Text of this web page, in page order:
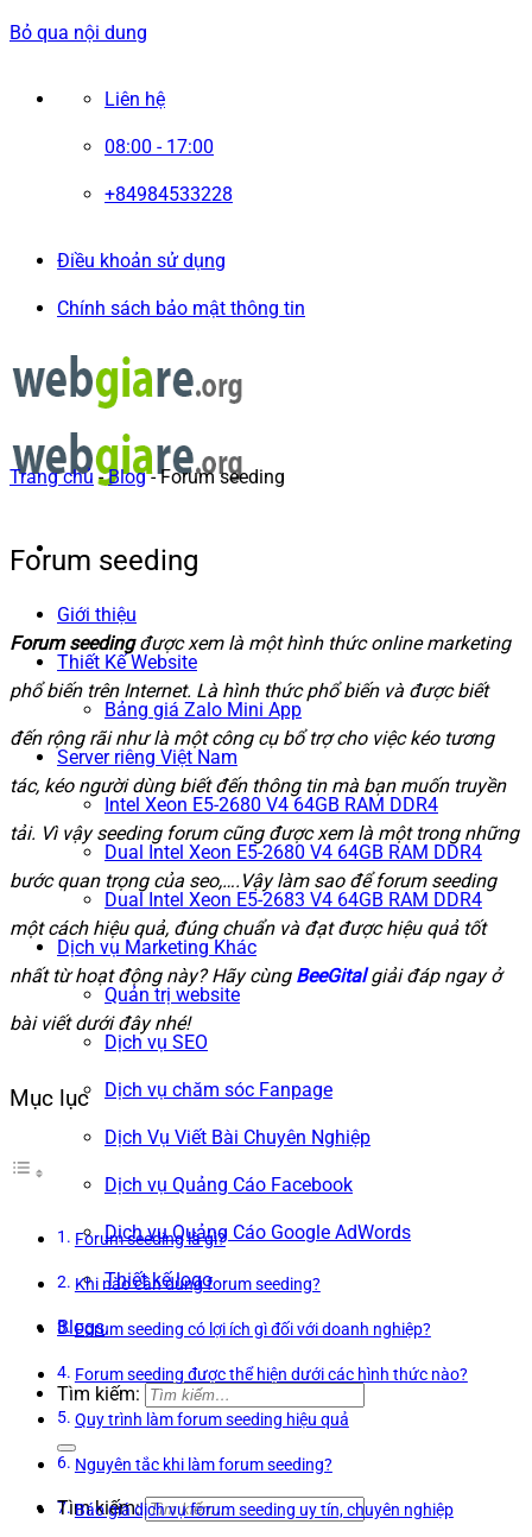
Bỏ qua nội dung
Liên hệ
08:00 - 17:00
+84984533228
Điều khoản sử dụng
Chính sách bảo mật thông tin
Giới thiệu
Thiết Kế Website
Bảng giá Zalo Mini App
Server riêng Việt Nam
Intel Xeon E5-2680 V4 64GB RAM DDR4
Dual Intel Xeon E5-2680 V4 64GB RAM DDR4
Dual Intel Xeon E5-2683 V4 64GB RAM DDR4
Dịch vụ Marketing Khác
Quản trị website
Dịch vụ SEO
Dịch vụ chăm sóc Fanpage
Dịch Vụ Viết Bài Chuyên Nghiệp
Dịch vụ Quảng Cáo Facebook
Dịch vụ Quảng Cáo Google AdWords
Thiết kế logo
Blogs
Tìm kiếm:
Tìm kiếm:
Trang chủ -Blog-Forum seeding
Forum seeding
Forum seedingđược xem là một hình thức online marketing
phổ biến trên Internet. Là hình thức phổ biến và được biết
đến rộng rãi như là một công cụ bổ trợ cho việc kéo tương
tác, kéo người dùng biết đến thông tin mà bạn muốn truyền
tải. Vì vậy seeding forum cũng được xem là một trong những
bước quan trọng của seo,….Vậy làm sao để forum seeding
một cách hiệu quả, đúng chuẩn và đạt được hiệu quả tốt
nhất từ hoạt động này? Hãy cùngBeeGitalgiải đáp ngay ở
bài viết dưới đây nhé!
Mục lục
Forum seeding là gì?
Khi nào cần dùng forum seeding?
Forum seeding có lợi ích gì đối với doanh nghiệp?
Forum seeding được thể hiện dưới các hình thức nào?
Quy trình làm forum seeding hiệu quả
Nguyên tắc khi làm forum seeding?
Báo giá dịch vụ forum seeding uy tín, chuyên nghiệp